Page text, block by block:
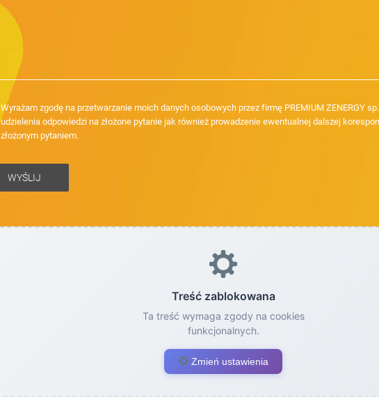
Wyrażam zgodę na przetwarzanie moich danych osobowych przez firmę PREMIUM ZENERGY
udzielenia odpowiedzi na złożone pytanie jak również prowadzenie ewentualnej dalszej
złożonym pytaniem.
WYŚLIJ
Treść zablokowana
Ta treść wymaga zgody na cookies
funkcjonalnych.
Zmień ustawienia